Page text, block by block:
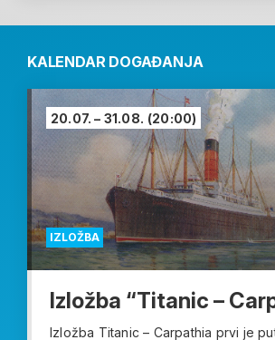
KALENDAR DOGAĐANJA
IZLOŽBA
20.07. – 31.08. (20:00)
Izložba “Titanic –
Izložba Titanic – Carpathia prvi je